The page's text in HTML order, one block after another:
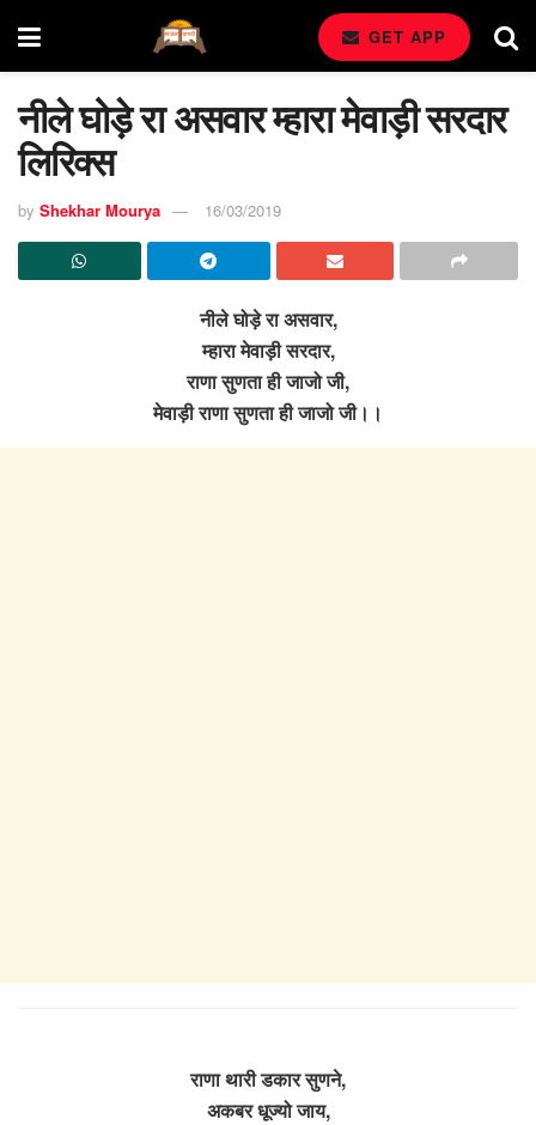
GET APP
नीले घोड़े रा असवार म्हारा मेवाड़ी सरदार
लिरिक्स
by Shekhar Mourya 16/03/2019
नीले घोड़े रा असवार,
म्हारा मेवाड़ी सरदार,
राणा सुणता ही जाजो जी,
मेवाड़ी राणा सुणता ही जाजो जी।।
राणा थारी डकार सुणने,
अकबर धूज्यो जाय,